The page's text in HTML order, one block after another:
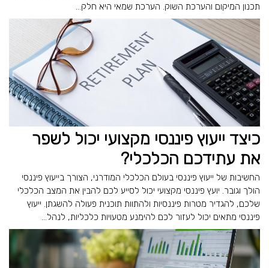
תכנון המיקום והערכת השוק. הערכת שמאי היא חלק...
כיצד ייעוץ פיננסי מקצועי יכול לשפר
את עתידכם הכלכלי?
החשיבות של ייעוץ פיננסי בעולם הכלכלי המודרני, הצורך בייעוץ פיננסי
הולך וגובר. יועץ פיננסי מקצועי יכול לסייע לכם להבין את המצב הכלכלי
שלכם, להגדיר מטרות פיננסיות ולהתוות תוכנית פעולה להשגתן. ייעוץ
פיננסי מתאים יכול לעזור לכם להימנע מטעויות כלכליות, לנהל...